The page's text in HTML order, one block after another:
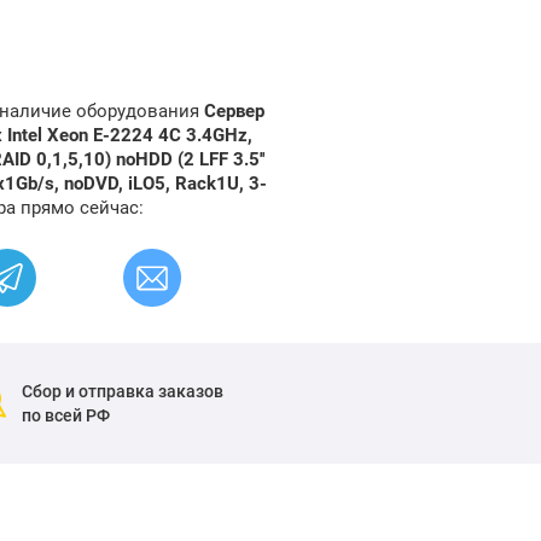
оборудования Сервер
Xeon E-2224 4C 3.4GHz,
0,1,5,10) noHDD (2 LFF 3.5''
s, noDVD, iLO5, Rack1U, 3-
прямо сейчас:
Сбор и отправка заказов
по всей РФ